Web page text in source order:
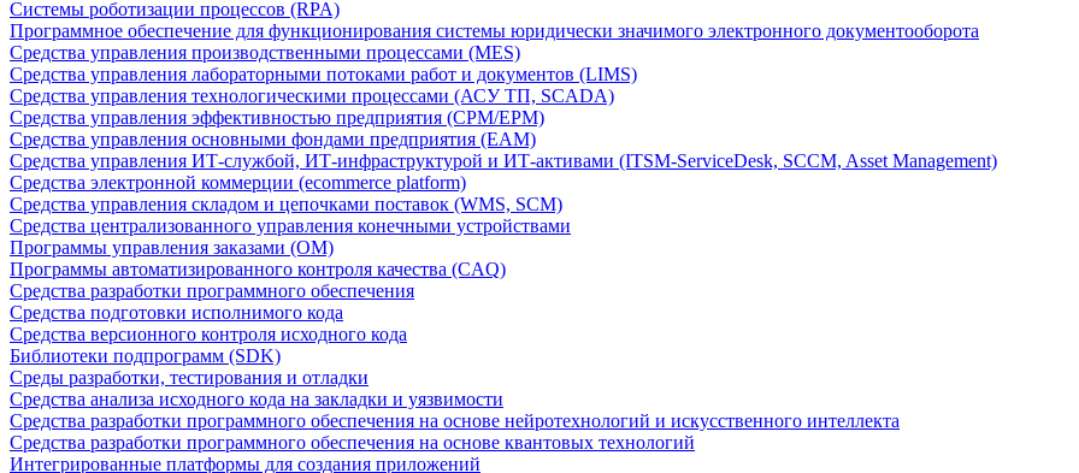
Системы роботизации процессов (RPA)
Программное обеспечение для функционирования системы юридически значимого электронного документооборота
Средства управления производственными процессами (MES)
Средства управления лабораторными потоками работ и документов (LIMS)
Средства управления технологическими процессами (АСУ ТП, SCADA)
Средства управления эффективностью предприятия (CPM/EPM)
Средства управления основными фондами предприятия (EAM)
Средства управления ИТ-службой, ИТ-инфраструктурой и ИТ-активами (ITSM-ServiceDesk, SCCM, Asset Management)
Средства электронной коммерции (ecommerce platform)
Средства управления складом и цепочками поставок (WMS, SCM)
Средства централизованного управления конечными устройствами
Программы управления заказами (OM)
Программы автоматизированного контроля качества (CAQ)
Средства разработки программного обеспечения
Средства подготовки исполнимого кода
Средства версионного контроля исходного кода
Библиотеки подпрограмм (SDK)
Среды разработки, тестирования и отладки
Средства анализа исходного кода на закладки и уязвимости
Средства разработки программного обеспечения на основе нейротехнологий и искусственного интеллекта
Средства разработки программного обеспечения на основе квантовых технологий
Интегрированные платформы для создания приложений